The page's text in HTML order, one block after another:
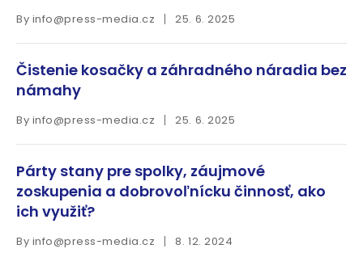
By info@press-media.cz 25. 6. 2025
Čistenie kosačky a záhradného náradia bez
námahy
By info@press-media.cz 25. 6. 2025
Párty stany pre spolky, záujmové
zoskupenia a dobrovoľnícku činnosť, ako
ich využiť?
By info@press-media.cz 8. 12. 2024